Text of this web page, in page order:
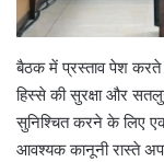
बैठक में प्रस्ताव पेश
हिस्से की सुरक्षा और
सुनिश्चित करने के लिए
आवश्यक कानूनी रास्ते